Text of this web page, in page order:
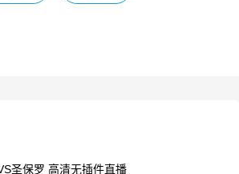
圣保罗 高清无插件直播